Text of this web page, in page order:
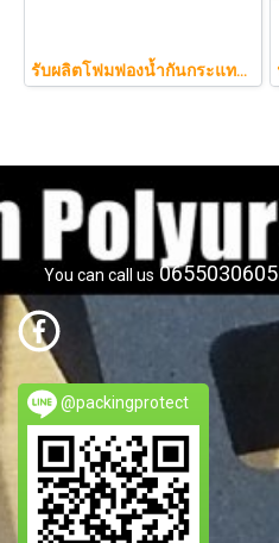
รับผลิตโฟมฟองน้ำกันกระแทกรับออกแบบบรรจุภัณฑ์โมเดล art toy ต่างๆ
You can call us 0655030605
@packingprotect